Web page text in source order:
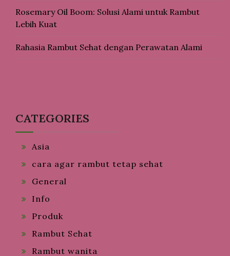
Rosemary Oil Boom: Solusi Alami untuk Rambut
Lebih Kuat
Rahasia Rambut Sehat dengan Perawatan Alami
CATEGORIES
Asia
cara agar rambut tetap sehat
General
Info
Produk
Rambut Sehat
Rambut wanita